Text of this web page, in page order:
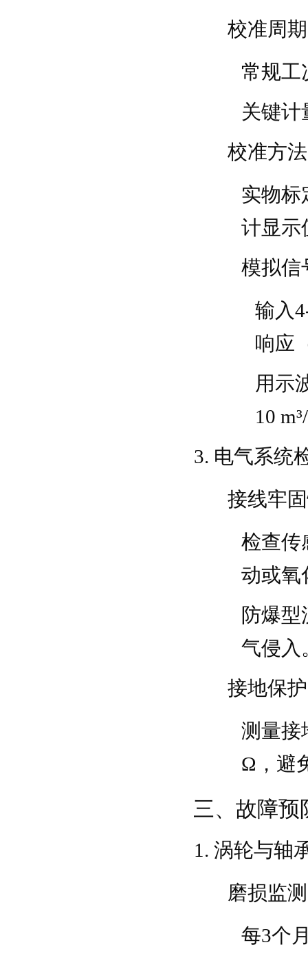
校准周期
常规工
关键计
校准方法
实物标
计显示
模拟信
输入
响应
用示
10
电气系统
接线牢
检查传
动或氧
防爆
气侵入
接地保护
测量接
Ω，避
三、故障预
涡轮与轴
磨损监测
每3个